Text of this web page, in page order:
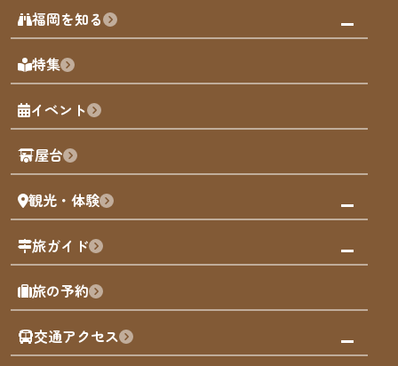
みんなの旅行記
天神エリア
博多旧市街
福岡城
歴史・文化
福岡を知る
福岡の見どころ
福岡の魅力
観光カレンダー
観光PR動画
まち歩き
福岡グルメ
福岡を楽しむ
福岡のアート
福岡のナイトタイム
福岡の歴史・文化
特集
イベント
屋台
観光・体験
観る・遊ぶ
屋台
買う
体験
泊まる
旅ガイド
モデルコース
AIおまかせコース
オリジナルプラン
旅の予約
交通アクセス